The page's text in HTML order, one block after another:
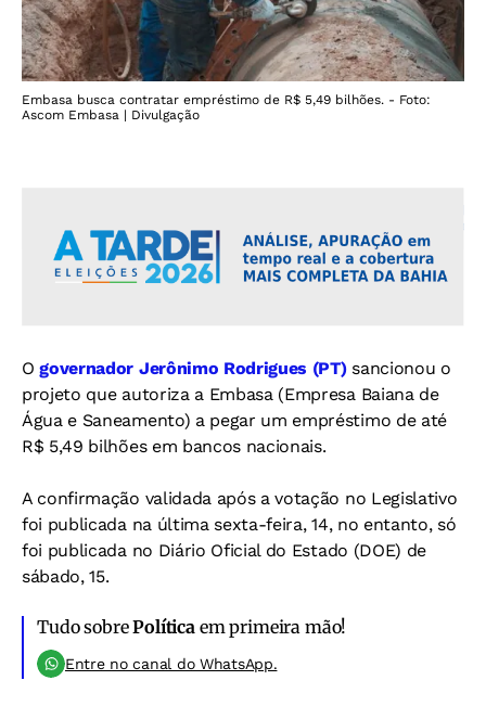
Embasa busca contratar empréstimo de R$ 5,49 bilhões. - Foto:
Ascom Embasa | Divulgação
Ogovernador Jerônimo Rodrigues (PT)sancionou o
projeto que autoriza a Embasa (Empresa Baiana de
Água e Saneamento) a pegar um empréstimo de até
R$ 5,49 bilhões em bancos nacionais.
A confirmação validada após a votação no Legislativo
foi publicada na última sexta-feira, 14, no entanto, só
foi publicada no Diário Oficial do Estado (DOE) de
sábado, 15.
Tudo sobrePolíticaem primeira mão!
Entre no canal do WhatsApp.